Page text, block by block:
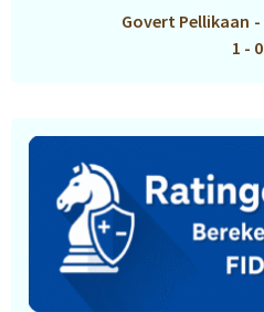
Govert Pellikaan -
1 - 0